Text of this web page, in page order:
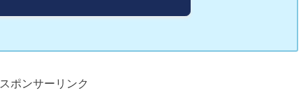
スポンサーリンク